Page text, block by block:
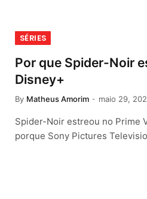
SÉRIES
Por que Spider-Noir
Disney+
By Matheus Amorim maio 29,
Spider-Noir estreou no Prime
porque Sony Pictures